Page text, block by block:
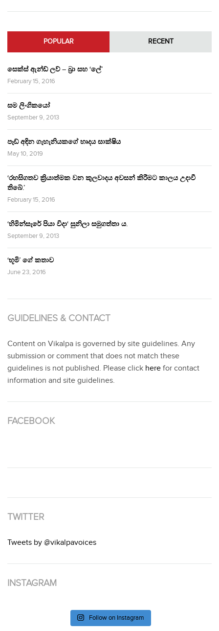
POPULAR RECENT
සෙක්ස් ඇන්ඩ් ලව් – බ්‍රා සහ ‘ලේ’
February 15, 2016
සම ලිංගිකයෝ
September 9, 2013
පෑඩ් අඳින ගැහැනියකගේ හෘදය සාක්ෂිය
May 10, 2019
‘රහසිගතව ක්‍රියාත්මක වන කුලවාදය අවසන් කිරීමට කාලය උදාවී
තිබේ.’
February 15, 2016
‘හිමින්සැරේ පියා විදා‘ සුනිලා සමුගත්තා ය.
September 9, 2013
‘භූමි’ ගේ කතාව
June 23, 2016
GUIDELINES & CONTACT
Content on Vikalpa is governed by site guidelines. Any
submission or comment that does not match these
guidelines is not published. Please click here for contact
information and site guidelines.
FACEBOOK
TWITTER
Tweets by @vikalpavoices
INSTAGRAM
Follow on Instagram